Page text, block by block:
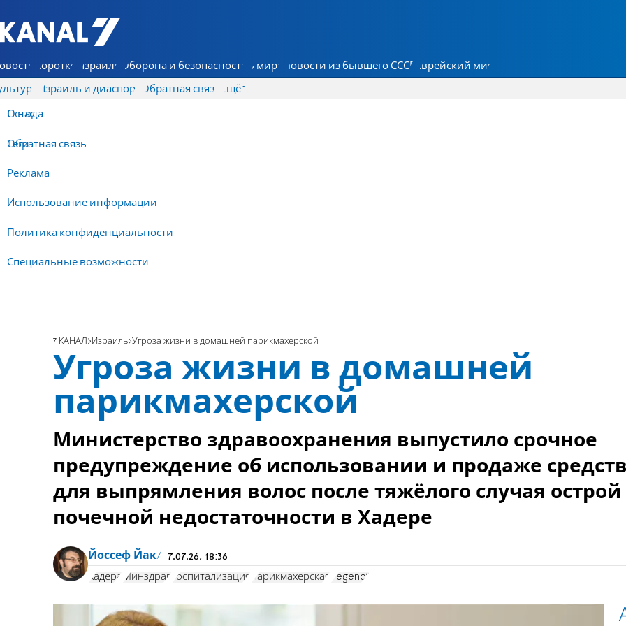
7 КАНАЛ - Аруц Шева
Коротко Израиль Оборона и безопасность В мире Новости из бывшего СССР Еврейский мир
Израиль и диаспора Обратная связь
О нас
Обратная связь
Реклама
Использование информации
Политика конфиденциальности
Специальные возможности
Ещё
Погода
Теги
7 КАНАЛ Израиль Угроза жизни в домашней парикмахерской
Угроза жизни в домашней
парикмахерской
Министерство здравоохранения выпустило срочное
предупреждение об использовании и продаже
для выпрямления волос после тяжёлого случая острой
почечной недостаточности в Хадере
Йоссеф Йак 7.07.26, 18:36
Хадера Минздрав госпитализация парикмахерская "legend"